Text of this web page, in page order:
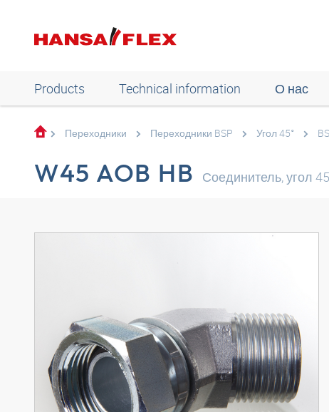
Products Technical information О нас
Переходники Переходники BSP Угол 45°
W45 AOB HB Соединитель, угол
Трехмерная модель